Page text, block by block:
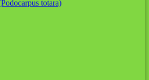
totara)